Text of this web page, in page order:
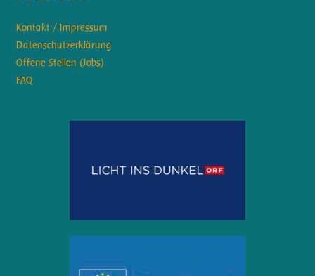
Kontakt / Impressum
Datenschutzerklärung
Offene Stellen (Jobs)
FAQ